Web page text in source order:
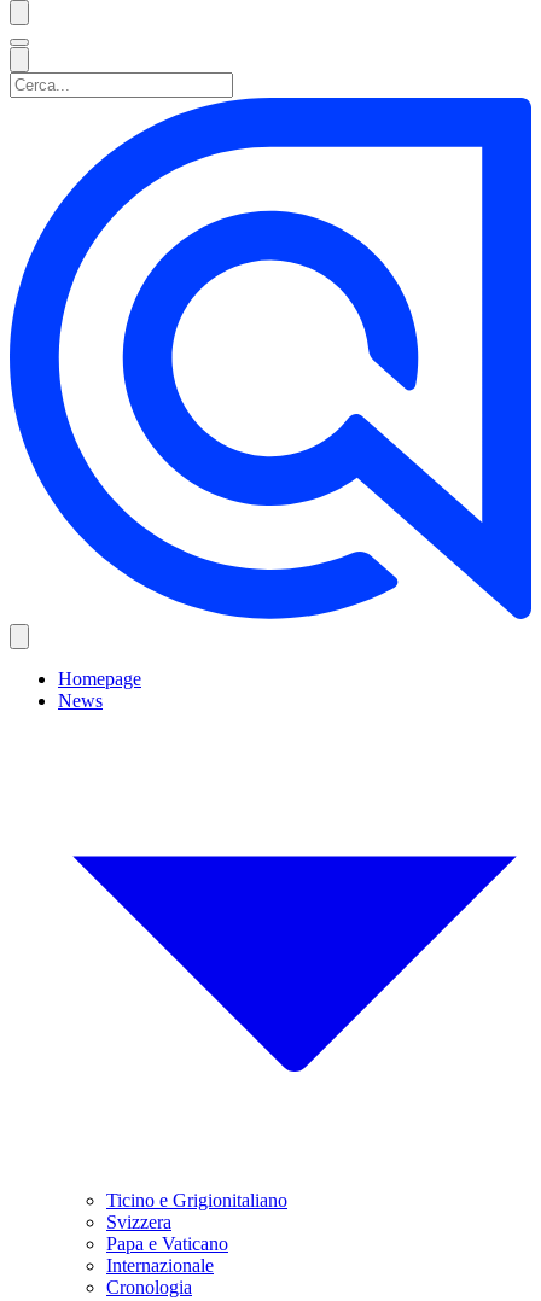
Homepage
News
Ticino e Grigionitaliano
Svizzera
Papa e Vaticano
Internazionale
Cronologia